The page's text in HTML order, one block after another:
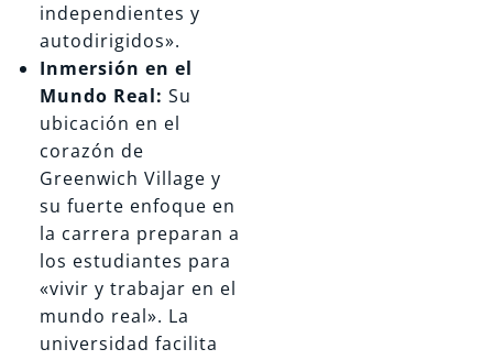
independientes y
autodirigidos».
Inmersión en el
Mundo Real: Su
ubicación en el
corazón de
Greenwich Village y
su fuerte enfoque en
la carrera preparan a
los estudiantes para
«vivir y trabajar en el
mundo real». La
universidad facilita